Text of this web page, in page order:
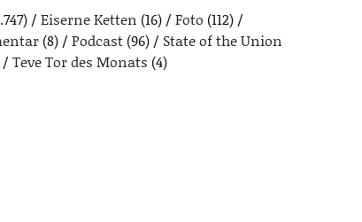
Eiserne Ketten (16) Foto (112)
(8) Podcast(96)
State of the Union
Teve Tor des Monats (4)